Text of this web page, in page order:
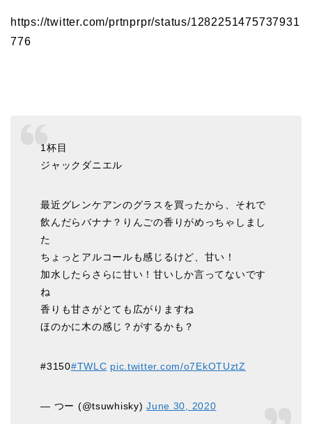
https://twitter.com/prtnprpr/status/1282251475737931
776
1杯目
ジャックダニエル
最近グレンケアンのグラスを買ったから、それで
飲んだらバナナ？りんごの香りがめっちゃしまし
た
ちょっとアルコールも感じるけど、甘い！
加水したらさらに甘い！甘いしか言ってないです
ね
香りも甘さがとても広がりますね
ほのかに木の感じ？がするかも？
#3150#TWLC pic.twitter.com/o7EkOTUztZ
— つー (@tsuwhisky)June 30, 2020